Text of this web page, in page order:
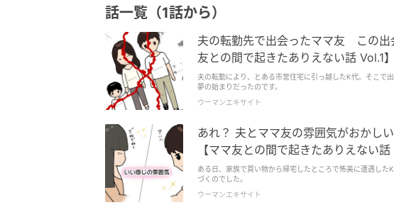
話一覧（1話から）
夫の転勤先で出会ったママ友 この
友との間で起きたありえない話 Vol.1】
夫の転勤により、とある市営住宅に引っ越したK代。そこで
夢の始まりだったのです。
ウーマンエキサイト
あれ？ 夫とママ友の雰囲気がおかし
【ママ友との間で起きたありえない話
ある日、家族で買い物から帰宅したところで怖美に遭遇し
づくのでした。
ウーマンエキサイト